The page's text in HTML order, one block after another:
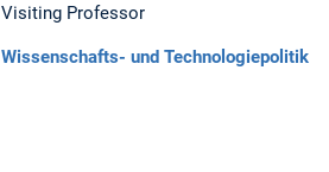
Visiting Professor
Wissenschafts- und Technologiepolitik